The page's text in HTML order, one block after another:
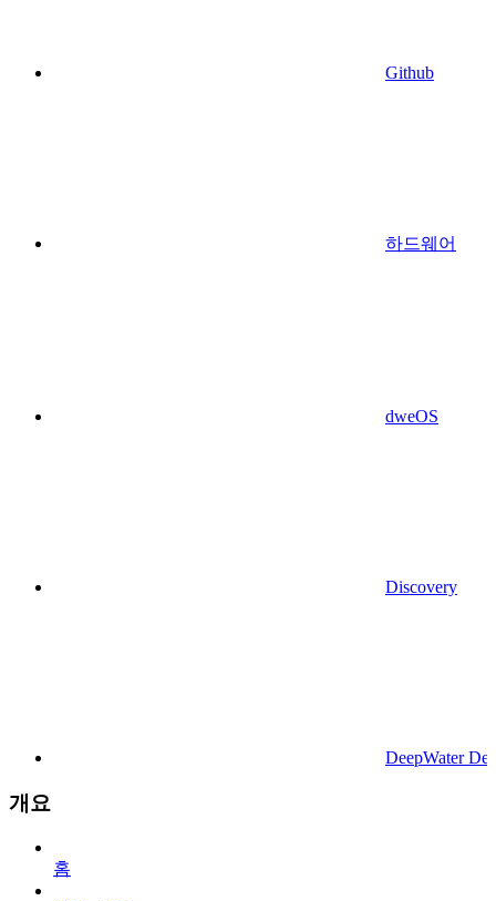
Github
하드웨어
dweOS
Discovery
DeepWater
개요
홈